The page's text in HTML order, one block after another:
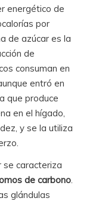
energético de
por
de azúcar es la
de
consuman en
entró en
que produce
en el hígado,
y se la utiliza
se caracteriza
de carbono
glándulas